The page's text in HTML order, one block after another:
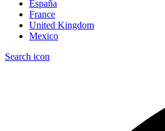
España
France
United Kingdom
Mexico
Search icon